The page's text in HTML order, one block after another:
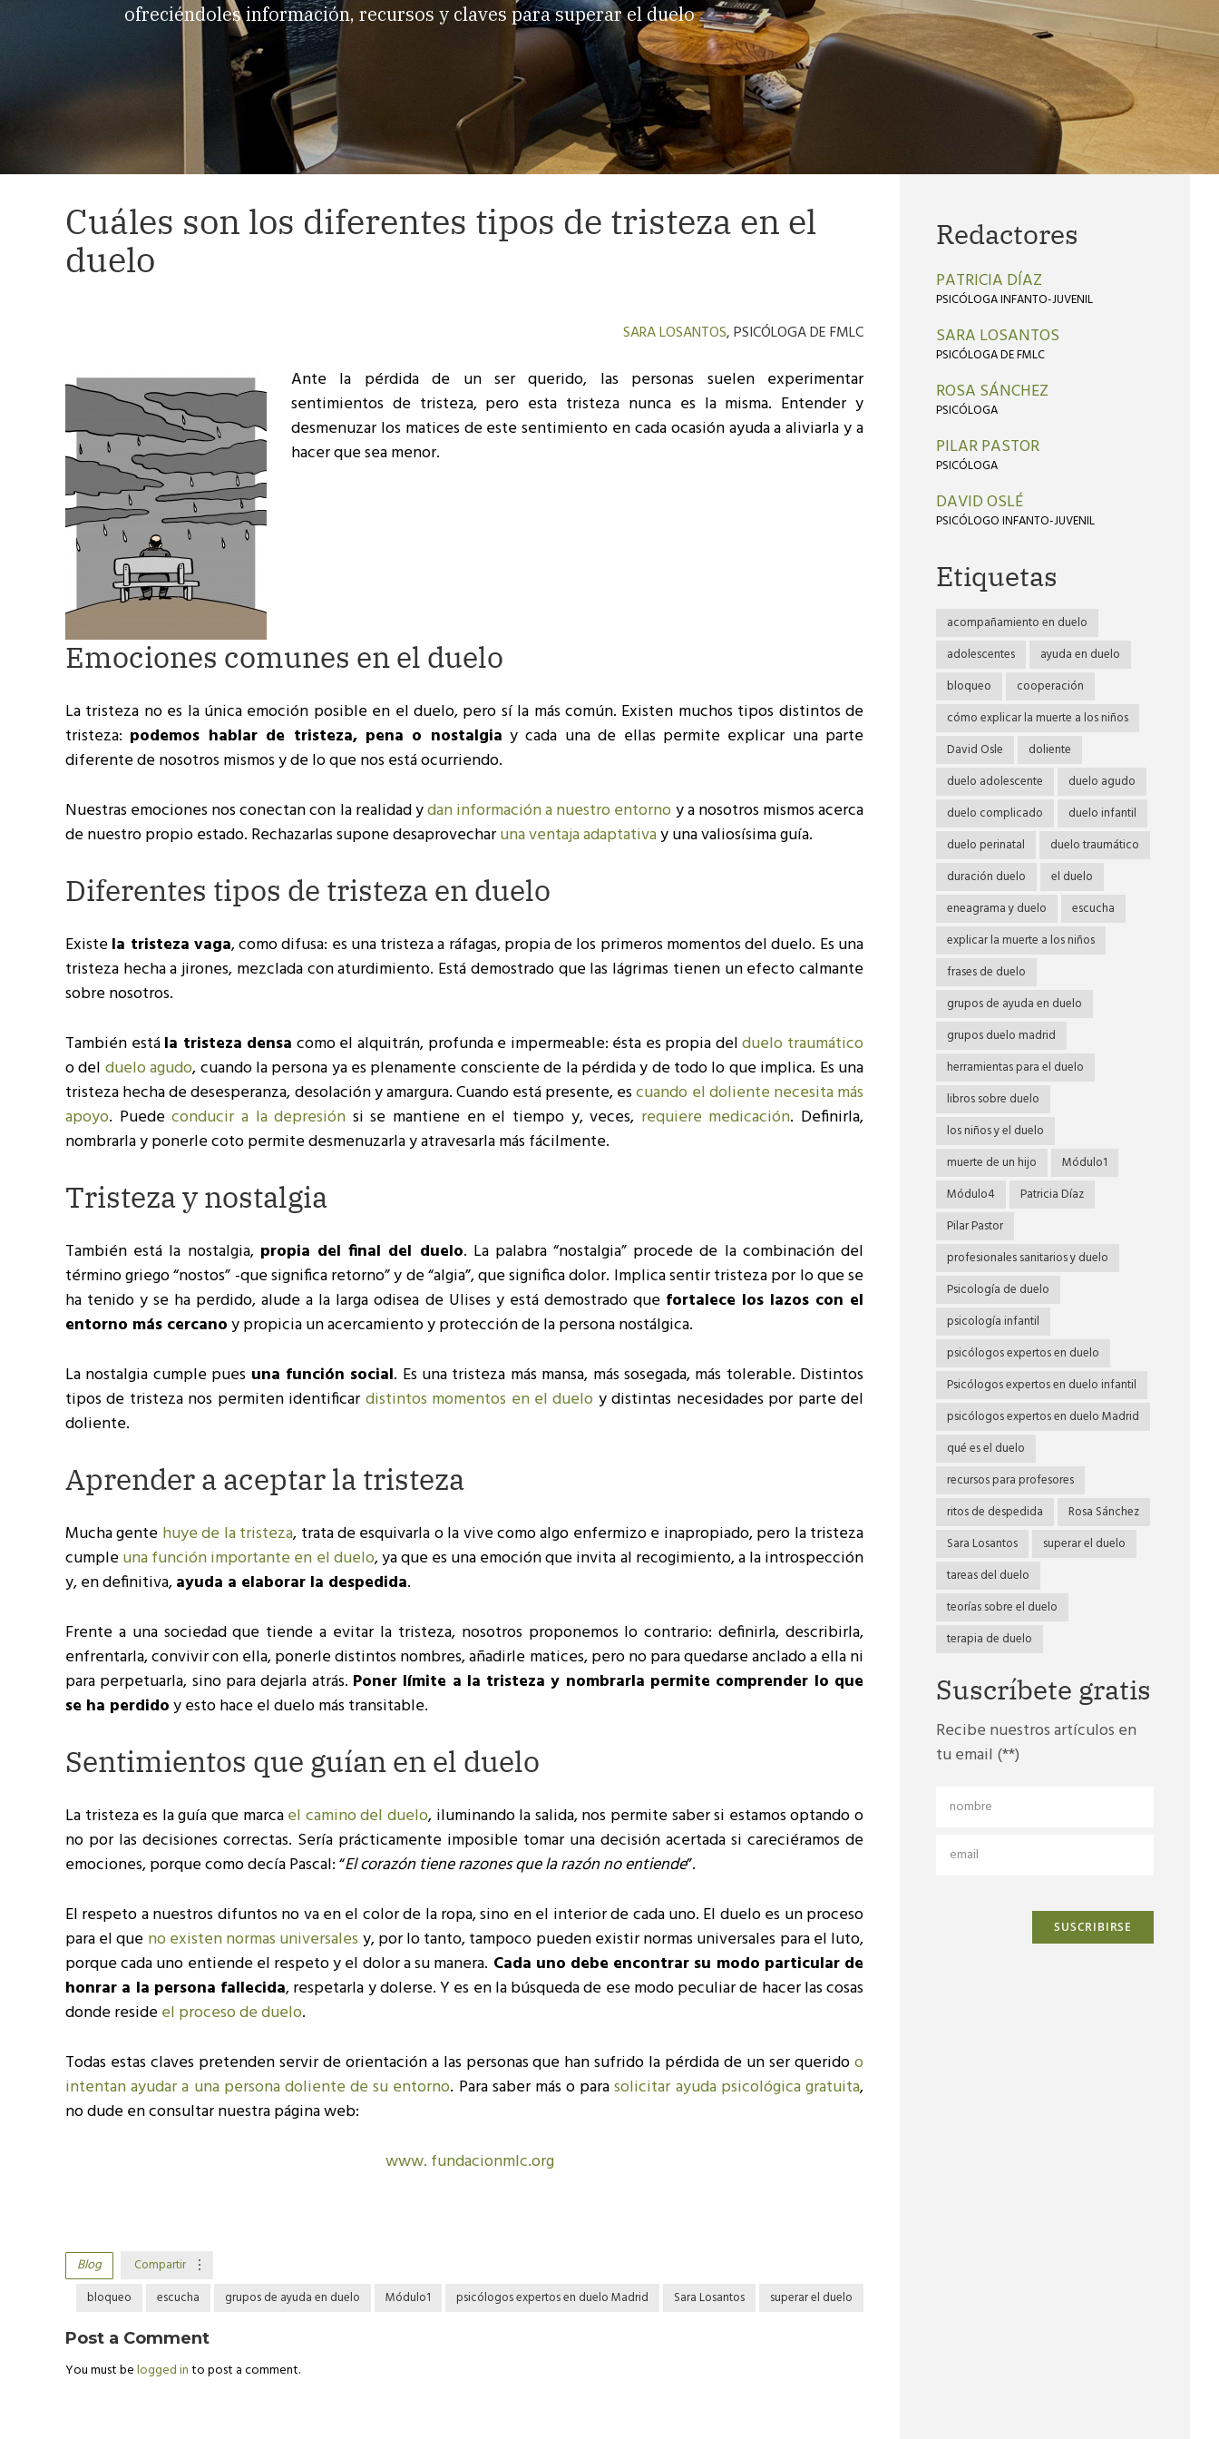
ofreciéndoles información, recursos y claves para superar el duelo
Cuáles son los diferentes tipos de tristeza en el
duelo
SARA LOSANTOS, PSICÓLOGA DE FMLC
Ante la pérdida de un ser querido, las personas suelen experimentar
sentimientos de tristeza, pero esta tristeza nunca es la misma. Entender y
desmenuzar los matices de este sentimiento en cada ocasión ayuda a aliviarla y a
hacer que sea menor.
Emociones comunes en el duelo
La tristeza no es la única emoción posible en el duelo, pero sí la más común. Existen muchos tipos distintos de
tristeza: podemos hablar de tristeza, pena o nostalgia y cada una de ellas permite explicar una parte
diferente de nosotros mismos y de lo que nos está ocurriendo.
Nuestras emociones nos conectan con la realidad ydan información a nuestro entornoy a nosotros mismos acerca
de nuestro propio estado. Rechazarlas supone desaprovecharuna ventaja adaptativay una valiosísima guía.
Diferentes tipos de tristeza en duelo
Existela tristeza vaga, como difusa: es una tristeza a ráfagas, propia de los primeros momentos del duelo. Es una
tristeza hecha a jirones, mezclada con aturdimiento. Está demostrado que las lágrimas tienen un efecto calmante
sobre nosotros.
También estála tristeza densa como el alquitrán, profunda e impermeable: ésta es propia delduelo traumático
o del duelo agudo, cuando la persona ya es plenamente consciente de la pérdida y de todo lo que implica. Es una
tristeza hecha de desesperanza, desolación y amargura. Cuando está presente, escuando el doliente necesita más
apoyo. Puedeconducir a la depresión si se mantiene en el tiempo y, veces, requiere medicación. Definirla,
nombrarla y ponerle coto permite desmenuzarla y atravesarla más fácilmente.
Tristeza y nostalgia
También está la nostalgia, propia del final del duelo. La palabra “nostalgia” procede de la combinación del
término griego “nostos” -que significa retorno” y de “algia”, que significa dolor. Implica sentir tristeza por lo que se
ha tenido y se ha perdido, alude a la larga odisea de Ulises y está demostrado que fortalece los lazos con el
entorno más cercanoy propicia un acercamiento y protección de la persona nostálgica.
La nostalgia cumple pues una función social. Es una tristeza más mansa, más sosegada, más tolerable. Distintos
tipos de tristeza nos permiten identificardistintos momentos en el duelo y distintas necesidades por parte del
doliente.
Aprender a aceptar la tristeza
Mucha gente huye de la tristeza, trata de esquivarla o la vive como algo enfermizo e inapropiado, pero la tristeza
cumpleuna función importante en el duelo, ya que es una emoción que invita al recogimiento, a la introspección
y, en definitiva,ayuda a elaborar la despedida.
Frente a una sociedad que tiende a evitar la tristeza, nosotros proponemos lo contrario: definirla, describirla,
enfrentarla, convivir con ella, ponerle distintos nombres, añadirle matices, pero no para quedarse anclado a ella ni
para perpetuarla, sino para dejarla atrás. Poner límite a la tristeza y nombrarla permite comprender lo que
se ha perdidoy esto hace el duelo más transitable.
Sentimientos que guían en el duelo
La tristeza es la guía que marcael camino del duelo, iluminando la salida, nos permite saber si estamos optando o
no por las decisiones correctas. Sería prácticamente imposible tomar una decisión acertada si careciéramos de
emociones, porque como decía Pascal: “El corazón tiene razones que la razón no entiende”.
El respeto a nuestros difuntos no va en el color de la ropa, sino en el interior de cada uno. El duelo es un proceso
para el que no existen normas universales y, por lo tanto, tampoco pueden existir normas universales para el luto,
porque cada uno entiende el respeto y el dolor a su manera. Cada uno debe encontrar su modo particular de
honrar a la persona fallecida, respetarla y dolerse. Y es en la búsqueda de ese modo peculiar de hacer las cosas
donde resideel proceso de duelo.
Todas estas claves pretenden servir de orientación a las personas que han sufrido la pérdida de un ser queridoo
intentan ayudar a una persona doliente de su entorno. Para saber más o parasolicitar ayuda psicológica gratuita,
no dude en consultar nuestra página web:
www. fundacionmlc.org
Blog
Compartir
bloqueo
escucha grupos de ayuda en duelo Módulo1 psicólogos expertos en duelo Madrid Sara Losantos superar el duelo
Post a Comment
You must belogged into post a comment.
Redactores
PATRICIA DÍAZ
PSICÓLOGA INFANTO-JUVENIL
SARA LOSANTOS
PSICÓLOGA DE FMLC
ROSA SÁNCHEZ
PSICÓLOGA
PILAR PASTOR
PSICÓLOGA
DAVID OSLÉ
PSICÓLOGO INFANTO-JUVENIL
Etiquetas
acompañamiento en duelo
adolescentes
ayuda en duelo
bloqueo
cooperación
cómo explicar la muerte a los niños
David Osle
doliente
duelo adolescente
duelo agudo
duelo complicado
duelo infantil
duelo perinatal
duelo traumático
duración duelo
el duelo
eneagrama y duelo
escucha
explicar la muerte a los niños
frases de duelo
grupos de ayuda en duelo
grupos duelo madrid
herramientas para el duelo
libros sobre duelo
los niños y el duelo
muerte de un hijo
Módulo1
Módulo4
Patricia Díaz
Pilar Pastor
profesionales sanitarios y duelo
Psicología de duelo
psicología infantil
psicólogos expertos en duelo
Psicólogos expertos en duelo infantil
psicólogos expertos en duelo Madrid
qué es el duelo
recursos para profesores
ritos de despedida
Rosa Sánchez
Sara Losantos
superar el duelo
tareas del duelo
teorías sobre el duelo
terapia de duelo
Suscríbete gratis
Recibe nuestros artículos en
tu email (**)